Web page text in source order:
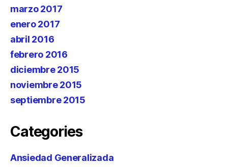
marzo 2017
enero 2017
abril 2016
febrero 2016
diciembre 2015
noviembre 2015
septiembre 2015
Categories
Ansiedad Generalizada